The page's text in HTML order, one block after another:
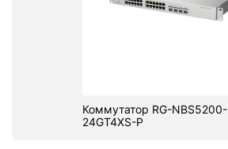
Коммутатор RG-NBS5200-
24GT4XS-P